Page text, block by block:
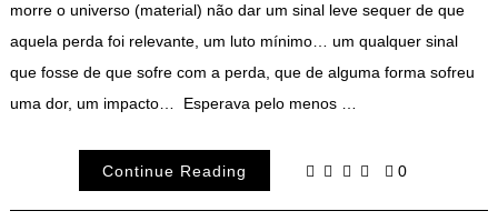
morre o universo (material) não dar um sinal leve sequer de que
aquela perda foi relevante, um luto mínimo… um qualquer sinal
que fosse de que sofre com a perda, que de alguma forma sofreu
uma dor, um impacto… Esperava pelo menos …
Continue Reading 0